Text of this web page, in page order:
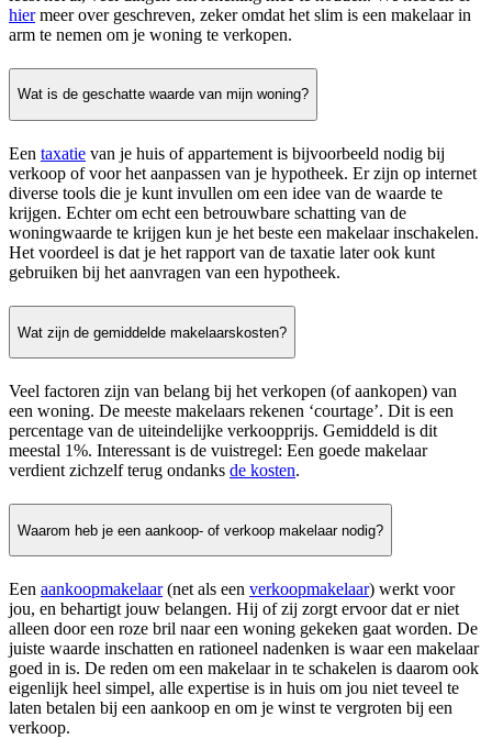
hiermeer over geschreven, zeker omdat het slim is een makelaar in
arm te nemen om je woning te verkopen.
Wat is de geschatte waarde van mijn woning?
Een taxatie van je huis of appartement is bijvoorbeeld nodig bij
verkoop of voor het aanpassen van je hypotheek. Er zijn op internet
diverse tools die je kunt invullen om een idee van de waarde te
krijgen. Echter om echt een betrouwbare schatting van de
woningwaarde te krijgen kun je het beste een makelaar inschakelen.
Het voordeel is dat je het rapport van de taxatie later ook kunt
gebruiken bij het aanvragen van een hypotheek.
Wat zijn de gemiddelde makelaarskosten?
Veel factoren zijn van belang bij het verkopen (of aankopen) van
een woning. De meeste makelaars rekenen ‘courtage’. Dit is een
percentage van de uiteindelijke verkoopprijs. Gemiddeld is dit
meestal 1%. Interessant is de vuistregel: Een goede makelaar
verdient zichzelf terug ondanks de kosten.
Waarom heb je een aankoop- of verkoop makelaar nodig?
Een aankoopmakelaar(net als een verkoopmakelaar) werkt voor
jou, en behartigt jouw belangen. Hij of zij zorgt ervoor dat er niet
alleen door een roze bril naar een woning gekeken gaat worden. De
juiste waarde inschatten en rationeel nadenken is waar een makelaar
goed in is. De reden om een makelaar in te schakelen is daarom ook
eigenlijk heel simpel, alle expertise is in huis om jou niet teveel te
laten betalen bij een aankoop en om je winst te vergroten bij een
verkoop.